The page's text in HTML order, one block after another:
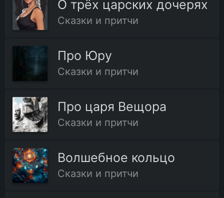
О трёх царских дочерях
Сказки и притчи
Про Юру
Сказки и притчи
Про царя Вещора
Сказки и притчи
Волшебное кольцо
Сказки и притчи